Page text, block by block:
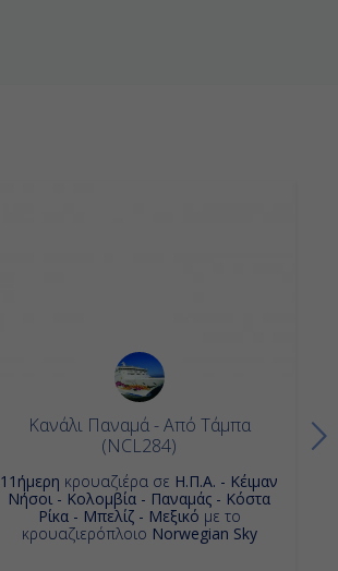
Κανάλι Παναμά - Από Τάμπα
(NCL284)
11ήμερη κρουαζιέρα σε Η.Π.Α. - Κέιμαν
Νήσοι - Κολομβία - Παναμάς - Κόστα
Ρίκα - Μπελίζ - Μεξικό με το
κρουαζιερόπλοιο Norwegian Sky